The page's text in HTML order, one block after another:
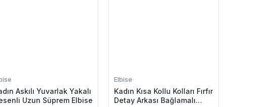
Askılı Yuvarlak Yakalı
Uzun Süprem Elbise
Elbise
Kadın Kısa Kollu Kolları Fırfır
Detay Arkası Bağlamalı